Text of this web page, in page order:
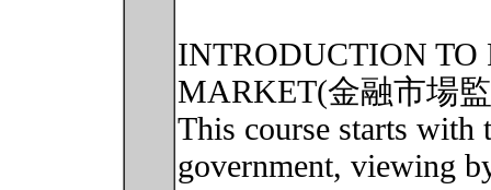
INTRODUCTION
MARKET(金融市場
This course starts with
government, viewing